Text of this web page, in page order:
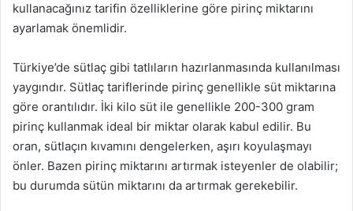
kullanacağınız tarifin özelliklerine göre pirinç miktarını
ayarlamak önemlidir.
Türkiye’de sütlaç gibi tatlıların hazırlanmasında kullanılması
yaygındır. Sütlaç tariflerinde pirinç genellikle süt miktarına
göre orantılıdır. İki kilo süt ile genellikle 200-300 gram
pirinç kullanmak ideal bir miktar olarak kabul edilir. Bu
oran, sütlaçın kıvamını dengelerken, aşırı koyulaşmayı
önler. Bazen pirinç miktarını artırmak isteyenler de olabilir;
bu durumda sütün miktarını da artırmak gerekebilir.